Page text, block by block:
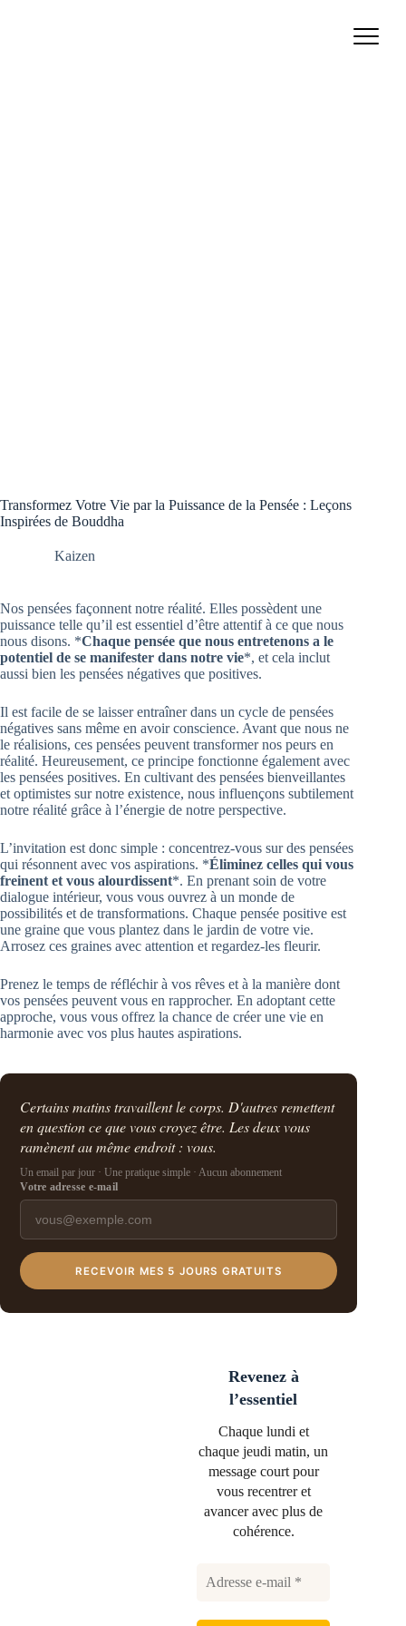
Transformez Votre Vie par la Puissance de la Pensée : Leçons
Inspirées de Bouddha
Kaizen
Nos pensées façonnent notre réalité. Elles possèdent une
puissance telle qu’il est essentiel d’être attentif à ce que nous
nous disons. *Chaque pensée que nous entretenons a le
potentiel de se manifester dans notre vie*, et cela inclut
aussi bien les pensées négatives que positives.
Il est facile de se laisser entraîner dans un cycle de pensées
négatives sans même en avoir conscience. Avant que nous ne
le réalisions, ces pensées peuvent transformer nos peurs en
réalité. Heureusement, ce principe fonctionne également avec
les pensées positives. En cultivant des pensées bienveillantes
et optimistes sur notre existence, nous influençons subtilement
notre réalité grâce à l’énergie de notre perspective.
L’invitation est donc simple : concentrez-vous sur des pensées
qui résonnent avec vos aspirations. *Éliminez celles qui vous
freinent et vous alourdissent*. En prenant soin de votre
dialogue intérieur, vous vous ouvrez à un monde de
possibilités et de transformations. Chaque pensée positive est
une graine que vous plantez dans le jardin de votre vie.
Arrosez ces graines avec attention et regardez-les fleurir.
Prenez le temps de réfléchir à vos rêves et à la manière dont
vos pensées peuvent vous en rapprocher. En adoptant cette
approche, vous vous offrez la chance de créer une vie en
harmonie avec vos plus hautes aspirations.
Certains matins travaillent le corps. D'autres remettent
en question ce que vous croyez être. Les deux vous
ramènent au même endroit : vous.
Un email par jour · Une pratique simple · Aucun abonnement
Votre adresse e-mail
RECEVOIR MES 5 JOURS GRATUITS
Revenez à
l’essentiel
Chaque lundi et
chaque jeudi matin, un
message court pour
vous recentrer et
avancer avec plus de
cohérence.